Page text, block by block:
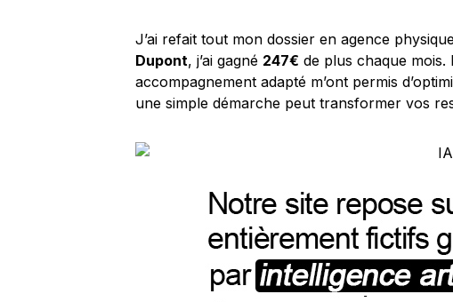
J’ai refait tout mon dossier en agence
Dupont, j’ai gagné 247€ de plus chaque mois.
accompagnement adapté m’ont permis
une simple démarche peut transformer vos